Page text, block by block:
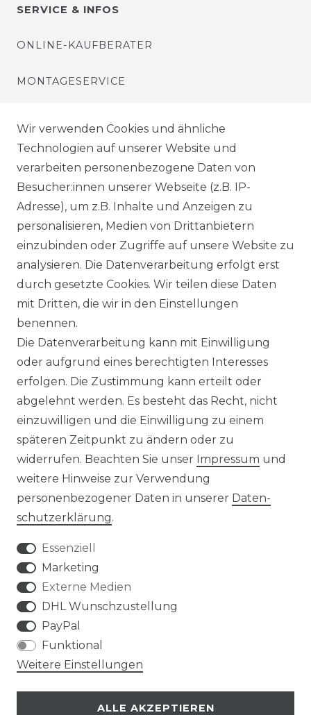
SERVICE & INFOS
ONLINE-KAUFBERATER
MONTAGESERVICE
BEZAHLUNG
KLIMA- UND UMWELTSCHUTZ
LEXIKON
UNTERNEHMEN
ÜBER UNS
HERSTELLER
REFERENZEN
Widerrufs­recht
VERTRAG WIDERRUFEN
Klimaprofis GmbH & Co. KG
Design & supervision by MILLER
Wir verwenden Cookies und ähnliche
Technologien auf unserer Website und
verarbeiten personenbezogene Daten von
Besucher:innen unserer Webseite (z.B. IP-
Adresse), um z.B. Inhalte und Anzeigen zu
personalisieren, Medien von Drittanbietern
einzubinden oder Zugriffe auf unsere Website zu
analysieren. Die Datenverarbeitung erfolgt erst
durch gesetzte Cookies. Wir teilen diese Daten
mit Dritten, die wir in den Einstellungen
benennen.
Die Datenverarbeitung kann mit Einwilligung
oder aufgrund eines berechtigten Interesses
erfolgen. Die Zustimmung kann erteilt oder
abgelehnt werden. Es besteht das Recht, nicht
einzuwilligen und die Einwilligung zu einem
späteren Zeitpunkt zu ändern oder zu
widerrufen. Beachten Sie unser Impressum und
weitere Hinweise zur Verwendung
personenbezogener Daten in unserer Daten­
schutz­erklärung.
Essenziell
Marketing
Externe Medien
DHL Wunschzustellung
PayPal
Funktional
Weitere Einstellungen
ALLE AKZEPTIEREN